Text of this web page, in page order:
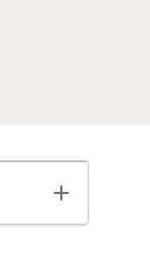
Toggle